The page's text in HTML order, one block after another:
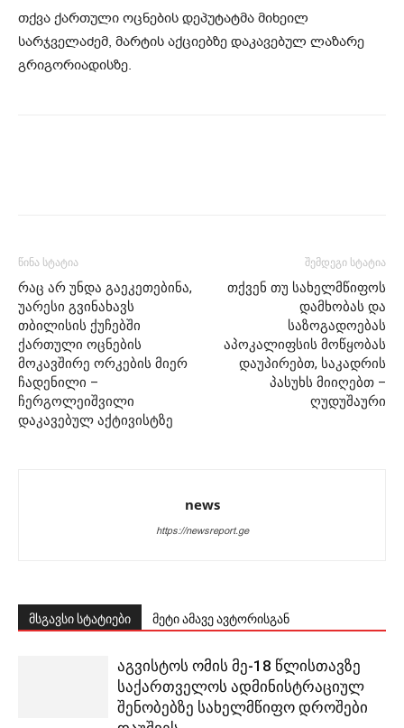
თქვა ქართული ოცნების დეპუტატმა მიხეილ
სარჯველაძემ, მარტის აქციებზე დაკავებულ ლაზარე
გრიგორიადისზე.
წინა სტატია
რაც არ უნდა გაეკეთებინა,
უარესი გვინახავს
თბილისის ქუჩებში
ქართული ოცნების
მოკავშირე ორკების მიერ
ჩადენილი –
ჩერგოლეიშვილი
დაკავებულ აქტივისტზე
შემდეგი სტატია
თქვენ თუ სახელმწიფოს
დამხობას და
საზოგადოებას
აპოკალიფსის მოწყობას
დაუპირებთ, საკადრის
პასუხს მიიღებთ –
ღუდუშაური
news
https://newsreport.ge
მსგავსი სტატიები მეტი ამავე ავტორისგან
აგვისტოს ომის მე-18 წლისთავზე
საქართველოს ადმინისტრაციულ
შენობებზე სახელმწიფო დროშები